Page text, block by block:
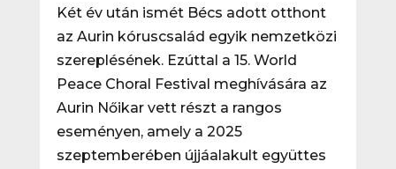
Két év után ismét Bécs adott otthont
az Aurin kóruscsalád egyik nemzetközi
szereplésének. Ezúttal a 15. World
Peace Choral Festival meghívására az
Aurin Nőikar vett részt a rangos
eseményen, amely a 2025
szeptemberében újjáalakult együttes